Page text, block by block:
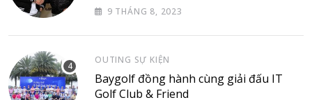
9 THÁNG 8, 2023
OUTING SỰ KIỆN
Baygolf đồng hành cùng giải đấu IT
Golf Club & Friend